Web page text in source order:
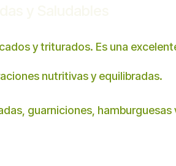
y triturados. Es una
nutritivas y equilibradas.
guarniciones,